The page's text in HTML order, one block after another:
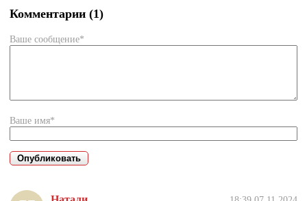
Комментарии (1)
Ваше сообщение*
Ваше имя*